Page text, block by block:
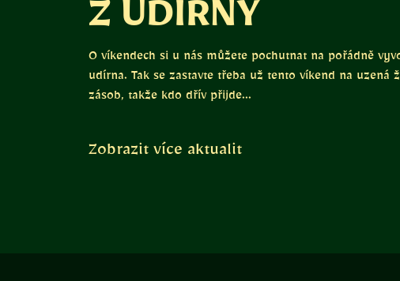
Z UDÍRNY
O víkendech si u nás můžete pochutnat na pořádně
udírna. Tak se zastavte třeba už tento víkend na
zásob, takže kdo dřív přijde...
Zobrazit více aktualit